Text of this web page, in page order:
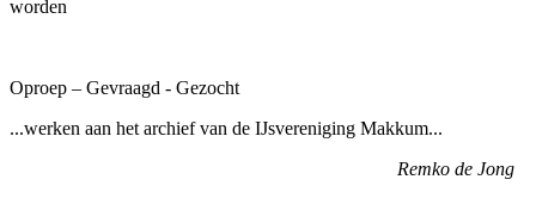
worden
Oproep – Gevraagd - Gezocht
...werken aan het archief van de IJsvereniging Makkum...
Remko de Jong